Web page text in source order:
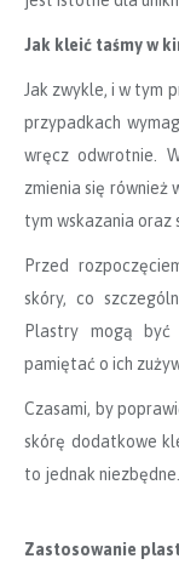
Jak kleić taśmy w
Jak zwykle, i w tym
przypadkach
wręcz odwrotnie.
zmienia się również
tym wskazania oraz
Przed
skóry, co
Plastry mogą
pamiętać o ich
Czasami, by
skórę dodatkowe
to jednak niezbędne.
Zastosowanie